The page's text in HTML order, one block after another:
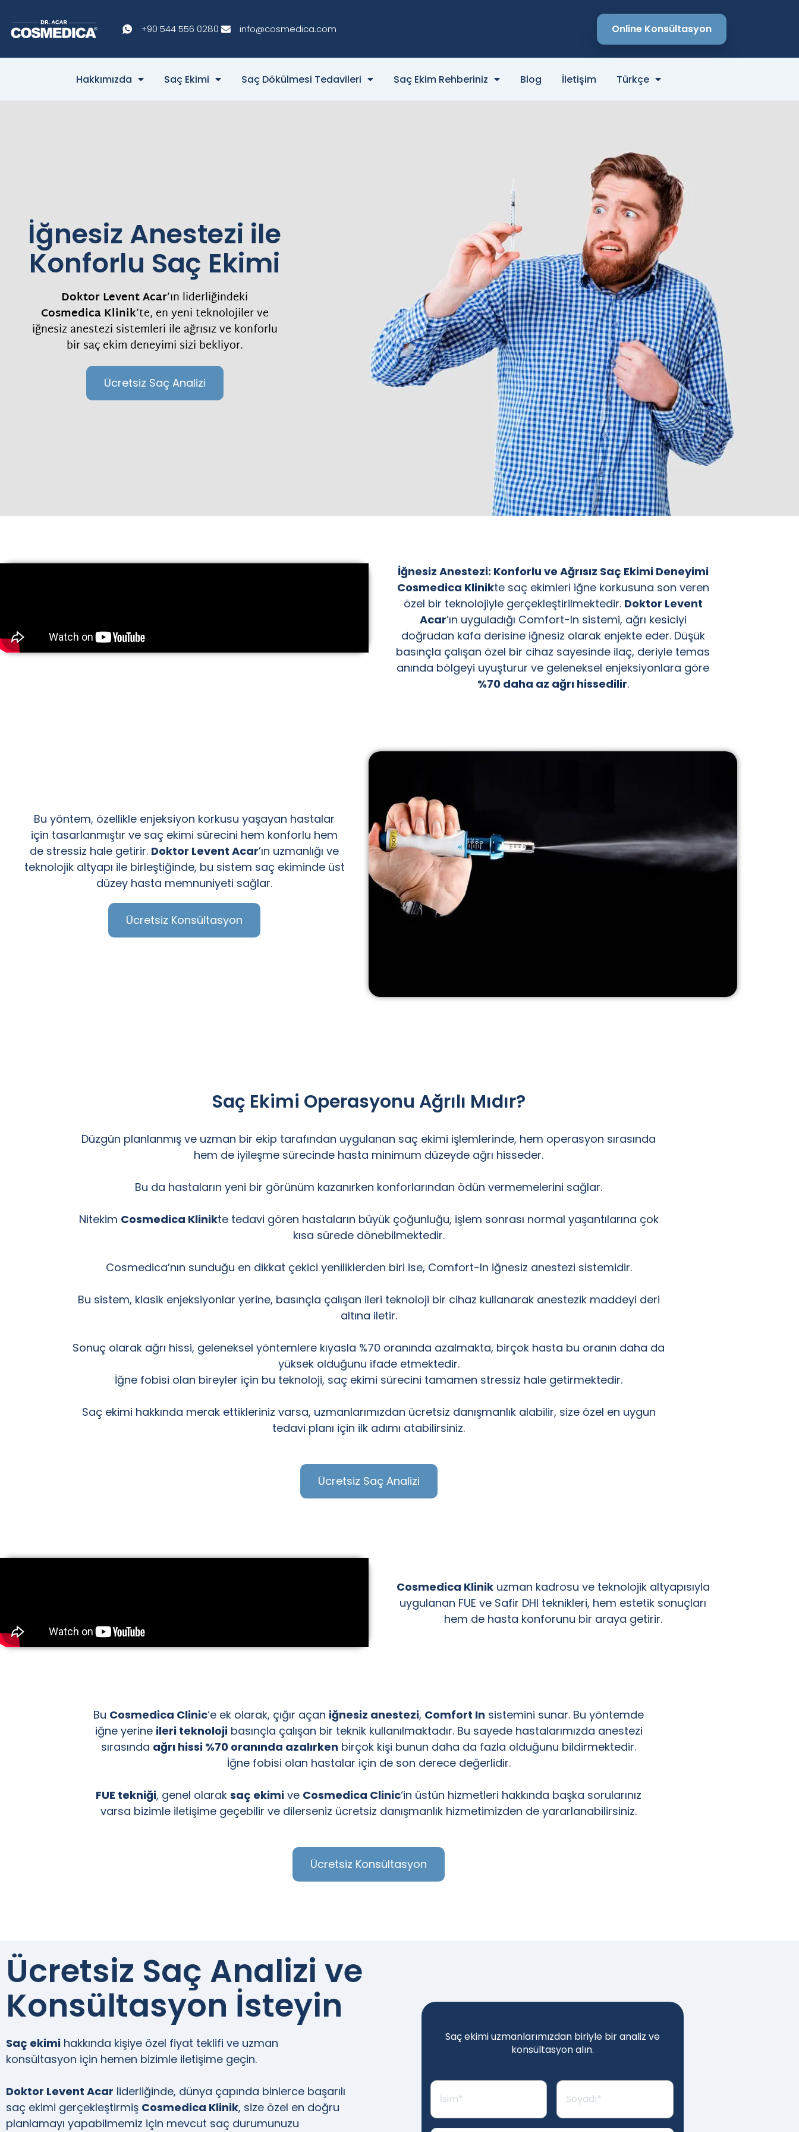
+90 544 556 0280 info@cosmedica.com Online Konsültasyon
Hakkımızda Saç Ekimi Saç Dökülmesi Tedavileri Saç Ekim Rehberiniz Blog İletişim Türkçe
İğnesiz Anestezi ile
Konforlu Saç Ekimi
Doktor Levent Acar’ın liderliğindeki
Cosmedica Klinik’te, en yeni teknolojiler ve
iğnesiz anestezi sistemleri ile ağrısız ve konforlu
bir saç ekim deneyimi sizi bekliyor.
Ücretsiz Saç Analizi
İğnesiz Anestezi: Konforlu ve Ağrısız Saç Ekimi Deneyimi
Cosmedica Klinikte saç ekimleri iğne korkusuna son veren
özel bir teknolojiyle gerçekleştirilmektedir. Doktor Levent
Acar’ın uyguladığı Comfort-In sistemi, ağrı kesiciyi
doğrudan kafa derisine iğnesiz olarak enjekte eder. Düşük
basınçla çalışan özel bir cihaz sayesinde ilaç, deriyle temas
anında bölgeyi uyuşturur ve geleneksel enjeksiyonlara göre
%70 daha az ağrı hissedilir.
Bu yöntem, özellikle enjeksiyon korkusu yaşayan hastalar
için tasarlanmıştır ve saç ekimi sürecini hem konforlu hem
de stressiz hale getirir. Doktor Levent Acar’ın uzmanlığı ve
teknolojik altyapı ile birleştiğinde, bu sistem saç ekiminde üst
düzey hasta memnuniyeti sağlar.
Ücretsiz Konsültasyon
Saç Ekimi Operasyonu Ağrılı Mıdır?
Düzgün planlanmış ve uzman bir ekip tarafından uygulanan saç ekimi işlemlerinde, hem operasyon sırasında
hem de iyileşme sürecinde hasta minimum düzeyde ağrı hisseder.
Bu da hastaların yeni bir görünüm kazanırken konforlarından ödün vermemelerini sağlar.
Nitekim Cosmedica Klinikte tedavi gören hastaların büyük çoğunluğu, işlem sonrası normal yaşantılarına çok
kısa sürede dönebilmektedir.
Cosmedica’nın sunduğu en dikkat çekici yeniliklerden biri ise, Comfort-In iğnesiz anestezi sistemidir.
Bu sistem, klasik enjeksiyonlar yerine, basınçla çalışan ileri teknoloji bir cihaz kullanarak anestezik maddeyi deri
altına iletir.
Sonuç olarak ağrı hissi, geleneksel yöntemlere kıyasla %70 oranında azalmakta, birçok hasta bu oranın daha da
yüksek olduğunu ifade etmektedir.
İğne fobisi olan bireyler için bu teknoloji, saç ekimi sürecini tamamen stressiz hale getirmektedir.
Saç ekimi hakkında merak ettikleriniz varsa, uzmanlarımızdan ücretsiz danışmanlık alabilir, size özel en uygun
tedavi planı için ilk adımı atabilirsiniz.
Ücretsiz Saç Analizi
Cosmedica Klinikuzman kadrosu ve teknolojik altyapısıyla
uygulanan FUE ve Safir DHI teknikleri, hem estetik sonuçları
hem de hasta konforunu bir araya getirir.
Bu Cosmedica Clinic‘e ek olarak, çığır açan iğnesiz anestezi, Comfort In sistemini sunar. Bu yöntemde
iğne yerine ileri teknolojibasınçla çalışan bir teknik kullanılmaktadır. Bu sayede hastalarımızda anestezi
sırasında ağrı hissi %70 oranında azalırken birçok kişi bunun daha da fazla olduğunu bildirmektedir.
İğne fobisi olan hastalar için de son derece değerlidir.
FUE tekniği, genel olarak saç ekimi ve Cosmedica Clinic‘in üstün hizmetleri hakkında başka sorularınız
varsa bizimle iletişime geçebilir ve dilerseniz ücretsiz danışmanlık hizmetimizden de yararlanabilirsiniz.
Ücretsiz Konsültasyon
Ücretsiz Saç Analizi ve
Konsültasyon İsteyin
Saç ekimi hakkında kişiye özel fiyat teklifi ve uzman
konsültasyon için hemen bizimle iletişime geçin.
Doktor Levent Acar liderliğinde, dünya çapında binlerce başarılı
saç ekimi gerçekleştirmiş Cosmedica Klinik, size özel en doğru
planlamayı yapabilmemiz için mevcut saç durumunuzu
Saç ekimi uzmanlarımızdan biriyle bir analiz ve
konsültasyon alın.